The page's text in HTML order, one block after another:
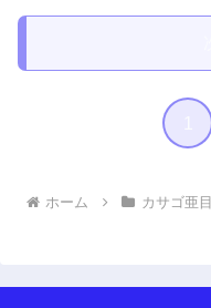
ホーム カサゴ亜目